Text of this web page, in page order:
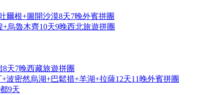
爾根+圖開沙漠8天7晚外賓拼團
烏魯木齊10天9晚西北旅遊拼團
天7晚西藏旅遊拼團
波密然烏湖+巴鬆措+羊湖+拉薩12天11晚外賓拼團
9天